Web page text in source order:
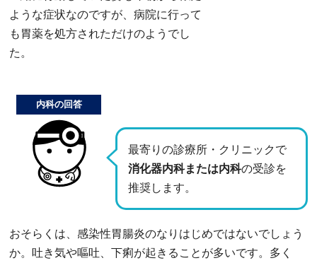
ような症状なのですが、病院に行って
も胃薬を処方されただけのようでし
た。
最寄りの診療所・クリニックで
消化器内科または内科の受診を
推奨します。
内科の回答
おそらくは、感染性胃腸炎のなりはじめではないでしょう
か。吐き気や嘔吐、下痢が起きることが多いです。多く